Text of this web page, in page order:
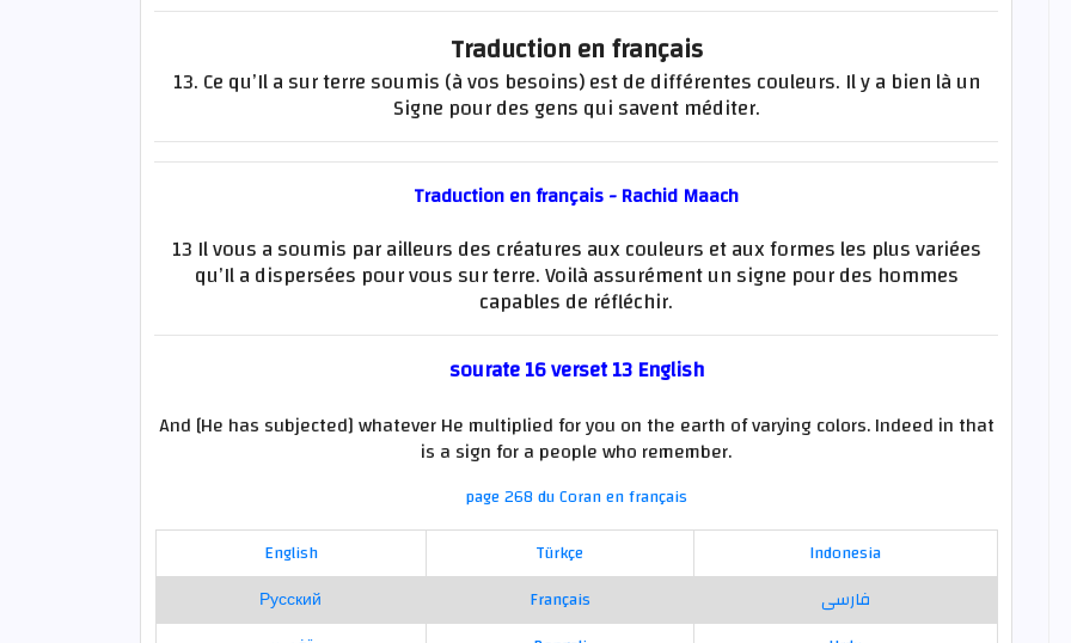
Traduction en français
13. Ce qu’Il a sur terre soumis (à vos besoins) est de différentes couleurs. Il y a bien là un
Signe pour des gens qui savent méditer.
Traduction en français - Rachid Maach
13 Il vous a soumis par ailleurs des créatures aux couleurs et aux formes les plus variées
qu’Il a dispersées pour vous sur terre. Voilà assurément un signe pour des hommes
capables de réfléchir.
sourate 16 verset 13 English
And [He has subjected] whatever He multiplied for you on the earth of varying colors. Indeed in that
is a sign for a people who remember.
page 268 du Coran en français
English
Türkçe
Indonesia
Русский
Français
فارسی